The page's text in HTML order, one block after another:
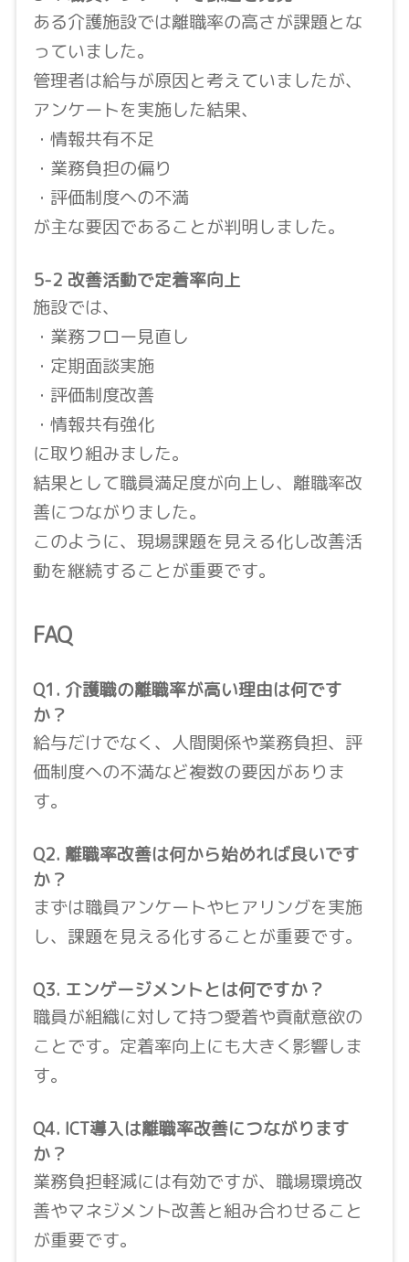
ある介護施設では離職率の高さが課題とな
っていました。
管理者は給与が原因と考えていましたが、
アンケートを実施した結果、
・情報共有不足
・業務負担の偏り
・評価制度への不満
が主な要因であることが判明しました。
5-2 改善活動で定着率向上
施設では、
・業務フロー見直し
・定期面談実施
・評価制度改善
・情報共有強化
に取り組みました。
結果として職員満足度が向上し、離職率改
善につながりました。
このように、現場課題を見える化し改善活
動を継続することが重要です。
FAQ
Q1. 介護職の離職率が高い理由は何です
か？
給与だけでなく、人間関係や業務負担、評
価制度への不満など複数の要因がありま
す。
Q2. 離職率改善は何から始めれば良いです
か？
まずは職員アンケートやヒアリングを実施
し、課題を見える化することが重要です。
Q3. エンゲージメントとは何ですか？
職員が組織に対して持つ愛着や貢献意欲の
ことです。定着率向上にも大きく影響しま
す。
Q4. ICT導入は離職率改善につながります
か？
業務負担軽減には有効ですが、職場環境改
善やマネジメント改善と組み合わせること
が重要です。